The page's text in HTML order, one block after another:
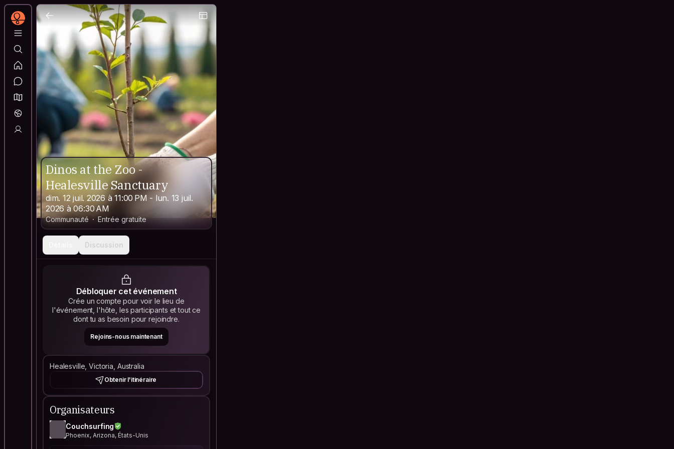
Dinos at the Zoo -
Healesville Sanctuary
dim. 12 juil. 2026 à 11:00 PM - lun. 13 juil.
2026 à 06:30 AM
Communauté Entrée gratuite
Discussion
Débloquer cet événement
Crée un compte pour voir le lieu de
l'événement, l'hôte, les participants et tout ce
dont tu as besoin pour rejoindre.
Rejoins-nous maintenant
Healesville, Victoria, Australia
Obtenir l'itinéraire
Organisateurs
Couchsurfing
Phoenix, Arizona, États-Unis